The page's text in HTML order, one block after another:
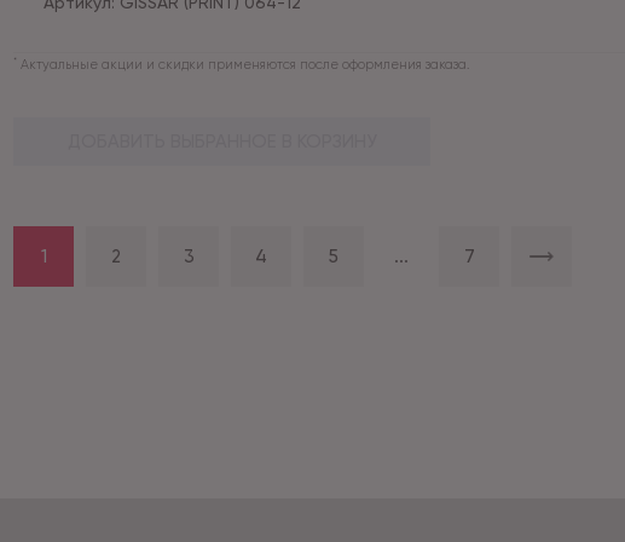
* Актуальные акции и скидки применяются после оформления заказа.
1 2 3 4 5 ... 7